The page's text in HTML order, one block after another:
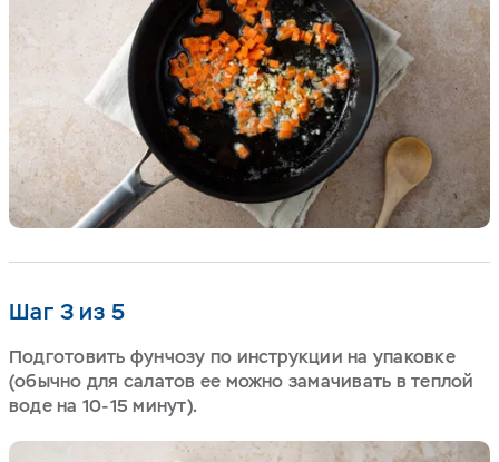
Шаг 3 из 5
Подготовить фунчозу по инструкции на упаковке
(обычно для салатов ее можно замачивать в теплой
воде на 10-15 минут).